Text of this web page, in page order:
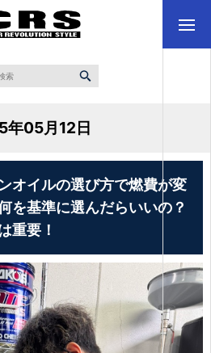
年05月12日
オイルの選び方で燃費が変
を基準に選んだらいいの？
重要！